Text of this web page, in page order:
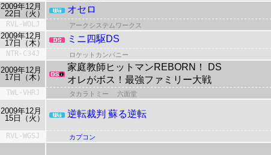
2009年12月
22日（火）
オセロ
RVL-WOLJ アークシステムワークス
2009年12月
17日（木）
ミニ四駆DS
NTR-C34J
ロケットカンパニー
2009年12月
17日（木）
家庭教師ヒットマンREBORN！ DS
オレがボス！最強ファミリー大戦
TWL-VHRJ タカラトミー 六面堂
2009年12月
15日（火）
逆転裁判 蘇る逆転
RVL-WGSJ カプコン